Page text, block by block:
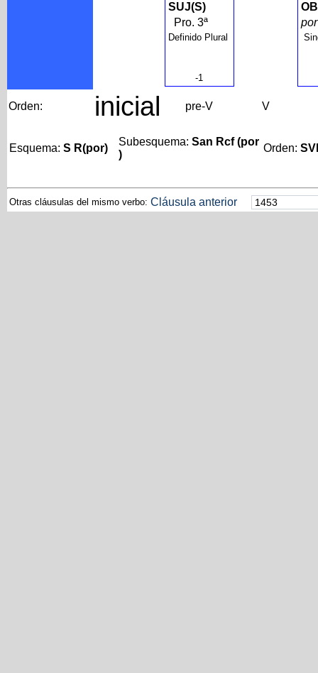
SUJ(S)
Pro. 3ª
Definido Plural
-1
Orden: inicial pre-V V
Esquema: S R(por)
Subesquema: San Rcf (por
)
Orden:
Otras cláusulas del mismo verbo: Cláusula anterior